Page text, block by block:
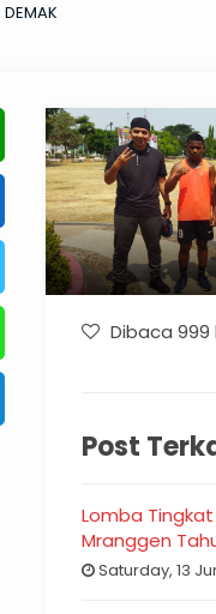
Dibaca 999
Post
Lomba Tingkat
Mranggen
Saturday, 13